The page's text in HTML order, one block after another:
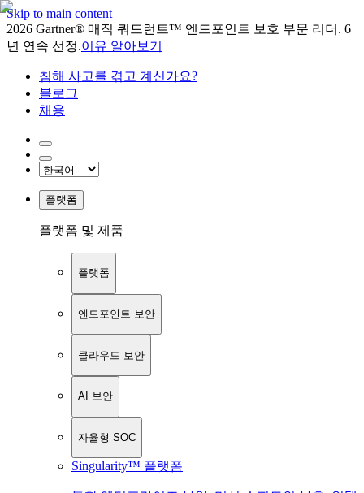
Skip to main content
2026 Gartner® 매직 쿼드런트™ 엔드포인트 보호 부문 리더. 6
년 연속 선정.이유 알아보기
침해 사고를 겪고 계신가요?
블로그
채용
플랫폼
플랫폼 및 제품
플랫폼
엔드포인트 보안
클라우드 보안
AI 보안
자율형 SOC
Singularity™ 플랫폼